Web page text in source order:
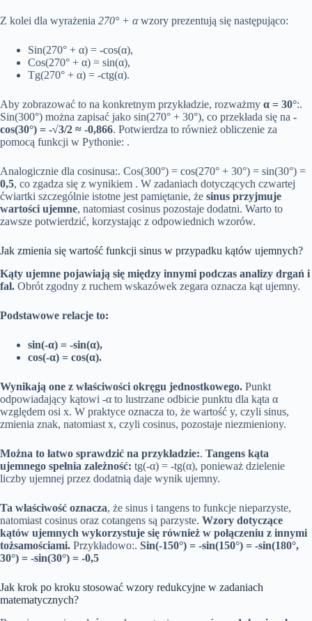
Z kolei dla wyrażenia 270° + αwzory prezentują się następująco:
Sin(270° + α) = -cos(α),
Cos(270° + α) = sin(α),
Tg(270° + α) = -ctg(α).
Aby zobrazować to na konkretnym przykładzie, rozważmy α = 30°:.
Sin(300°) można zapisać jako sin(270° + 30°), co przekłada się na -
cos(30°) = -√3/2 ≈ -0,866. Potwierdza to również obliczenie za
pomocą funkcji w Pythonie: .
Analogicznie dla cosinusa:. Cos(300°) = cos(270° + 30°) = sin(30°) =
0,5, co zgadza się z wynikiem . W zadaniach dotyczących czwartej
ćwiartki szczególnie istotne jest pamiętanie, że sinus przyjmuje
wartości ujemne, natomiast cosinus pozostaje dodatni. Warto to
zawsze potwierdzić, korzystając z odpowiednich wzorów.
Jak zmienia się wartość funkcji sinus w przypadku kątów ujemnych?
Kąty ujemne pojawiają się między innymi podczas analizy drgań i
fal. Obrót zgodny z ruchem wskazówek zegara oznacza kąt ujemny.
Podstawowe relacje to:
sin(-α) = -sin(α),
cos(-α) = cos(α).
Wynikają one z właściwości okręgu jednostkowego. Punkt
odpowiadający kątowi -α to lustrzane odbicie punktu dla kąta α
względem osi x. W praktyce oznacza to, że wartość y, czyli sinus,
zmienia znak, natomiast x, czyli cosinus, pozostaje niezmieniony.
Można to łatwo sprawdzić na przykładzie:. Tangens kąta
ujemnego spełnia zależność: tg(-α) = -tg(α), ponieważ dzielenie
liczby ujemnej przez dodatnią daje wynik ujemny.
Ta właściwość oznacza, że sinus i tangens to funkcje nieparzyste,
natomiast cosinus oraz cotangens są parzyste. Wzory dotyczące
kątów ujemnych wykorzystuje się również w połączeniu z innymi
tożsamościami. Przykładowo:. Sin(-150°) = -sin(150°) = -sin(180°,
30°) = -sin(30°) = -0,5
Jak krok po kroku stosować wzory redukcyjne w zadaniach
matematycznych?